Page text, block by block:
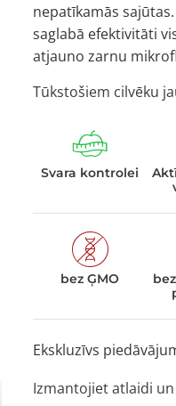
nepatīkamās
saglabā efektivitāti
atjauno zarnu
Tūkstošiem cilvēku
Svara kontrolei
bez ĢMO
Ekskluzīvs
Izmantojiet atlaidi